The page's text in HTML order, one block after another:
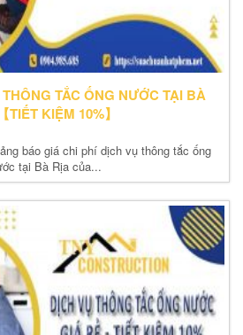
TẮC ỐNG NƯỚC TẠI BÀ
TIẾT KIỆM 10%】
báo giá chi phí dịch vụ thông tắc ống
tại Bà Rịa của...